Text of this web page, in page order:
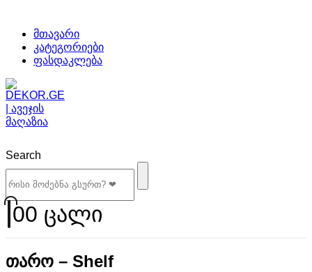
მთავარი
კატეგორიები
ფასდაკლება
Search
00 ცალი
თარო – Shelf